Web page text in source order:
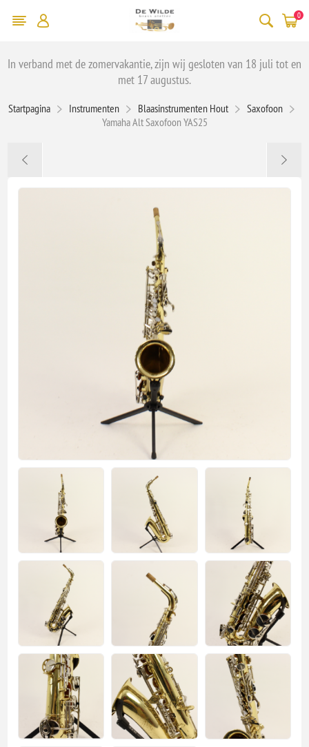
0
In verband met de zomervakantie, zijn wij gesloten van 18 juli tot en
met 17 augustus.
Startpagina Instrumenten Blaasinstrumenten Hout
Saxofoon
Yamaha Alt Saxofoon YAS25